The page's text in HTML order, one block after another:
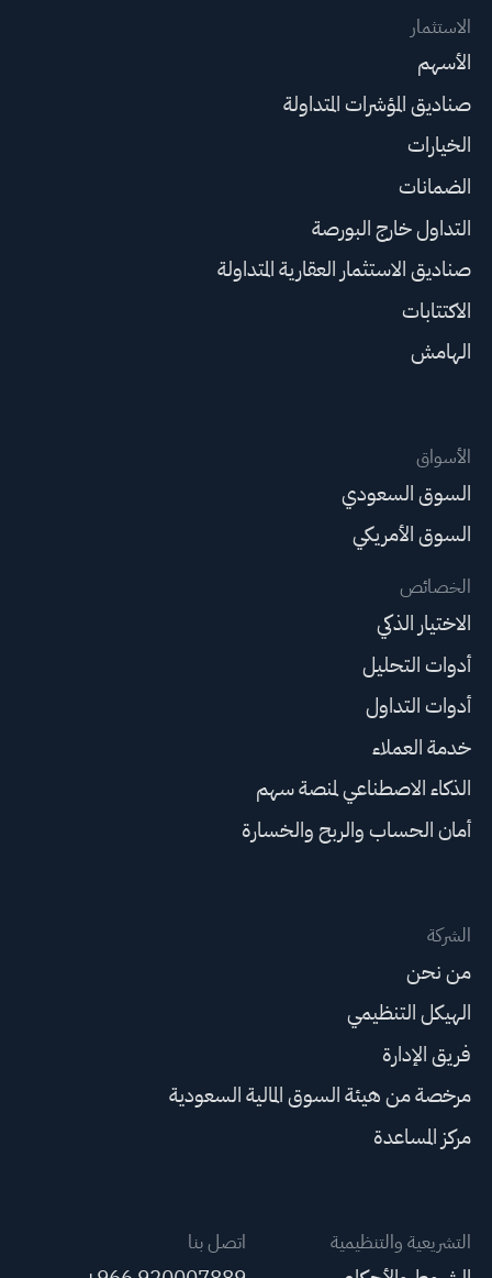
الاستثمار
الأسهم
صناديق المؤشرات المتداولة
الخيارات
الضمانات
التداول خارج البورصة
صناديق الاستثمار العقارية المتداولة
الاكتتابات
الهامش
الأسواق
السوق السعودي
السوق الأمريكي
الخصائص
الاختيار الذكي
أدوات التحليل
أدوات التداول
خدمة العملاء
الذكاء الاصطناعي لمنصة سهم
أمان الحساب والربح والخسارة
الشركة
من نحن
الهيكل التنظيمي
فريق الإدارة
مرخصة من هيئة السوق المالية السعودية
مركز المساعدة
التشريعية والتنظيمية اتصل بنا